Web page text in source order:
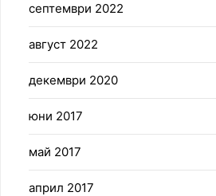
септември 2022
август 2022
декември 2020
юни 2017
май 2017
април 2017